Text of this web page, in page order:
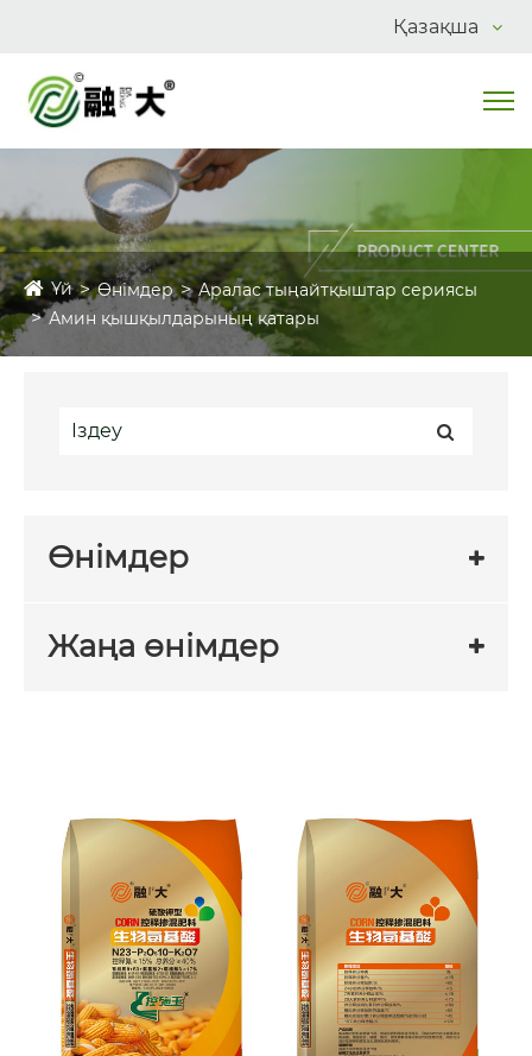
Қазақша
Үй Өнімдер
Аралас тыңайтқыштар сериясы
Амин қышқылдарының қатары
Өнімдер
Жаңа өнімдер